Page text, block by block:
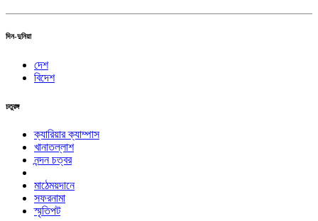
দিন-দুনিয়া
দেশ
বিদেশ
চতুরঙ্গ
ক্যারিয়ার ক্যাম্পাস
খানাতল্লাশ
নন্দন চত্বর
মাঠেময়দানে
সফরনামা
স্মৃতিপট